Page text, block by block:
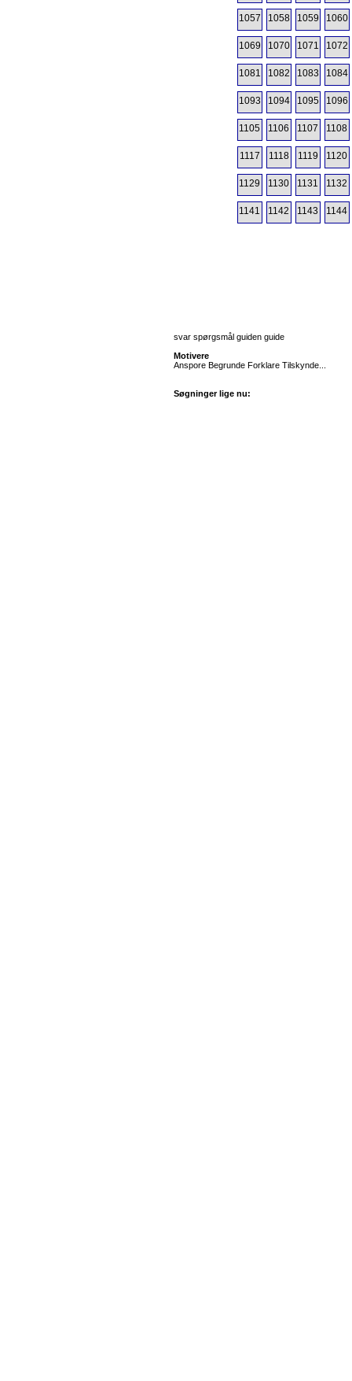
1057 1058 1059 1060
1069 1070 1071 1072
1081 1082 1083 1084
1093 1094 1095 1096
1105 1106 1107 1108
1117 1118 1119 1120
1129 1130 1131 1132
1141 1142 1143 1144
svar spørgsmål guiden guide
Motivere
Anspore Begrunde Forklare Tilskynde...
Søgninger lige nu: